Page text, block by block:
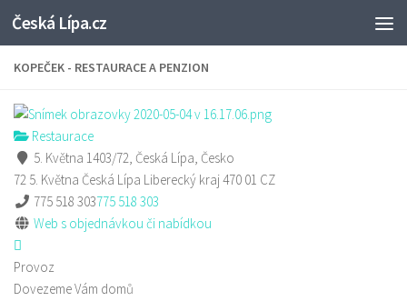
Skip to content
Česká Lípa.cz
KOPEČEK - RESTAURACE A PENZION
Restaurace
5. Května 1403/72, Česká Lípa, Česko
72 5. Května Česká Lípa Liberecký kraj470 01 CZ
775 518 303775 518 303
Web s objednávkou či nabídkou
Provoz
Dovezeme Vám domů